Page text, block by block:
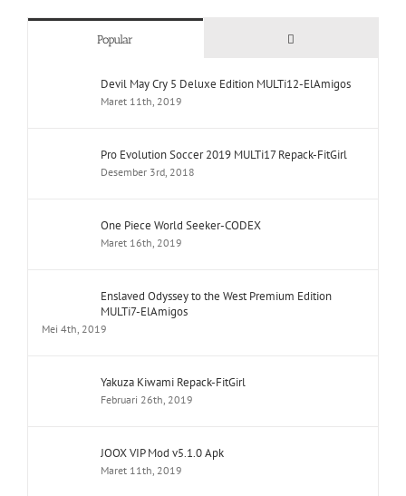
Popular Comments
Devil May Cry 5 Deluxe Edition MULTi12-ElAmigos
Maret 11th, 2019
Pro Evolution Soccer 2019 MULTi17 Repack-FitGirl
Desember 3rd, 2018
One Piece World Seeker-CODEX
Maret 16th, 2019
Enslaved Odyssey to the West Premium Edition
MULTi7-ElAmigos
Mei 4th, 2019
Yakuza Kiwami Repack-FitGirl
Februari 26th, 2019
JOOX VIP Mod v5.1.0 Apk
Maret 11th, 2019